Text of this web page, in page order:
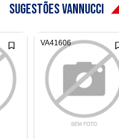
Sugestões Vannucci
VA41606